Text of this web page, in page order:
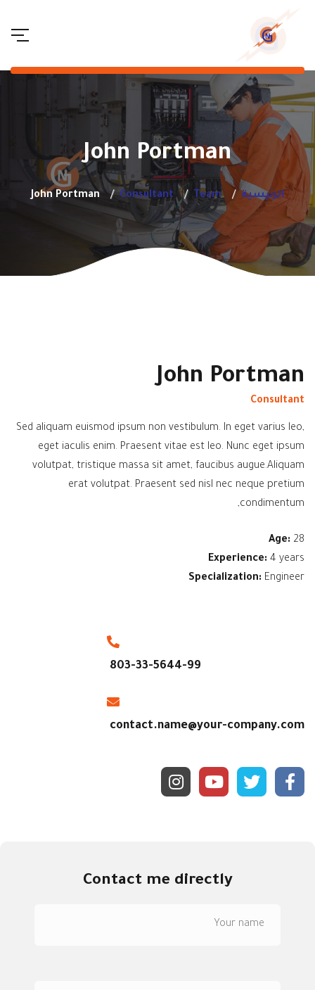
John Portman
الرئيسية Team
Consultant
John Portman
John Portman
Consultant
Sed aliquam euismod ipsum non vestibulum. In eget varius leo,
eget iaculis enim. Praesent vitae est leo. Nunc eget ipsum
volutpat, tristique massa sit amet, faucibus augue.Aliquam
erat volutpat. Praesent sed nisl nec neque pretium
condimentum,
Age: 28
Experience: 4 years
Specialization: Engineer
803-33-5644-99
contact.name@your-company.com
Contact me directly